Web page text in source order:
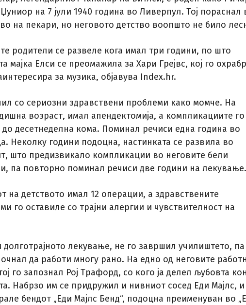
на 7 јули 1940 година во Ливерпул. Тој пораснал
на пекари, но неговото детство воопшто не било
родители се развеле кога имал три години, по што
мајка Елси се преомажила за Хари Грејвс, кој го
за музика, објавува Index.hr.
со сериозни здравствени проблеми како момче. На
возраст, имал апендектомија, а компликациите го
десетнеделна кома. Поминал речиси една година во
Неколку години подоцна, настинката се развила во
што предизвикало компликации во неговите бели
па повторно поминал речиси две години на лекување.
на детството имал 12 операции, а здравствените
го оставиле со трајни алергии и чувствителност на
долготрајното лекување, не го завршил училиштето, па
да работи многу рано. На едно од неговите
го запознал Рој Трафорд, со кого ја делел љубовта кон
Набрзо им се придружил и нивниот сосед Еди Мајлс, и
бендот „Еди Мајлс Бенд“, подоцна преименуван во